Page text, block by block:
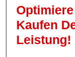
Kaufen
Leistung!